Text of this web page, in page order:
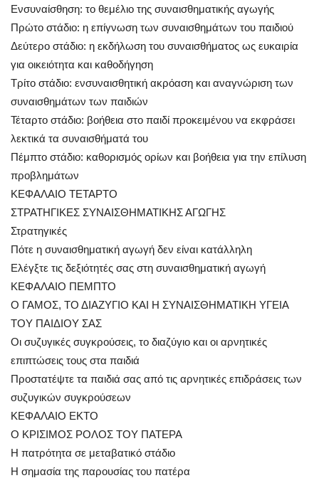
Ενσυναίσθηση: το θεμέλιο της συναισθηματικής αγωγής
Πρώτο στάδιο: η επίγνωση των συναισθημάτων του παιδιού
Δεύτερο στάδιο: η εκδήλωση του συναισθήματος ως ευκαιρία
για οικειότητα και καθοδήγηση
Τρίτο στάδιο: ενσυναισθητική ακρόαση και αναγνώριση των
συναισθημάτων των παιδιών
Τέταρτο στάδιο: βοήθεια στο παιδί προκειμένου να εκφράσει
λεκτικά τα συναισθήματά του
Πέμπτο στάδιο: καθορισμός ορίων και βοήθεια για την επίλυση
προβλημάτων
ΚΕΦΑΛΑΙΟ ΤΕΤΑΡΤΟ
ΣΤΡΑΤΗΓΙΚΕΣ ΣΥΝΑΙΣΘΗΜΑΤΙΚΗΣ ΑΓΩΓΗΣ
Στρατηγικές
Πότε η συναισθηματική αγωγή δεν είναι κατάλληλη
Ελέγξτε τις δεξιότητές σας στη συναισθηματική αγωγή
ΚΕΦΑΛΑΙΟ ΠΕΜΠΤΟ
Ο ΓΑΜΟΣ, ΤΟ ΔΙΑΖΥΓΙΟ ΚΑΙ Η ΣΥΝΑΙΣΘΗΜΑΤΙΚΗ ΥΓΕΙΑ
ΤΟΥ ΠΑΙΔΙΟΥ ΣΑΣ
Οι συζυγικές συγκρούσεις, το διαζύγιο και οι αρνητικές
επιπτώσεις τους στα παιδιά
Προστατέψτε τα παιδιά σας από τις αρνητικές επιδράσεις των
συζυγικών συγκρούσεων
ΚΕΦΑΛΑΙΟ ΕΚΤΟ
Ο ΚΡΙΣΙΜΟΣ ΡΟΛΟΣ ΤΟΥ ΠΑΤΕΡΑ
Η πατρότητα σε μεταβατικό στάδιο
Η σημασία της παρουσίας του πατέρα